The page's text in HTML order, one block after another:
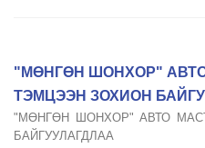
"МӨНГӨН ШОНХОР"
ТЭМЦЭЭН ЗОХИОН
"МӨНГӨН ШОНХОР" АВТО
БАЙГУУЛАГДЛАА